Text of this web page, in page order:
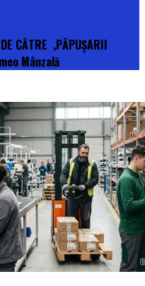
CĂTRE ,PĂPUȘARII
Mânzală